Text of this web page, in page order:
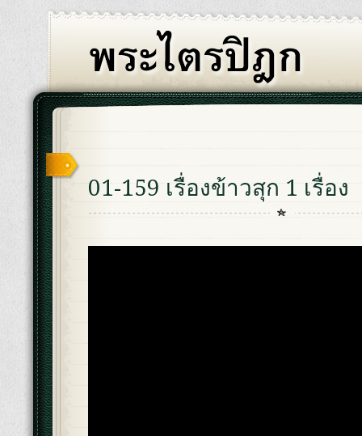
01-159 เรื่องข้าวสุก 1 เรื่อง